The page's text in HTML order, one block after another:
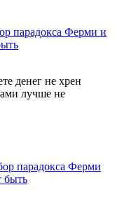
парадокса Ферми и
денег не хрен
лучше не
парадокса Ферми
быть